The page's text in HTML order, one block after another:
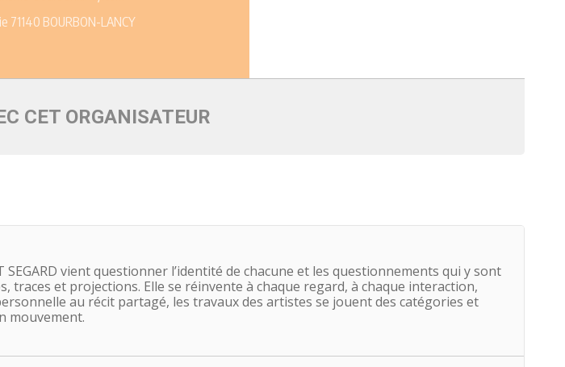
71140 BOURBON-LANCY
CET ORGANISATEUR
vient questionner l’identité de chacune et les questionnements qui y sont
traces et projections. Elle se réinvente à chaque regard, à chaque interaction,
au récit partagé, les travaux des artistes se jouent des catégories et
mouvement.